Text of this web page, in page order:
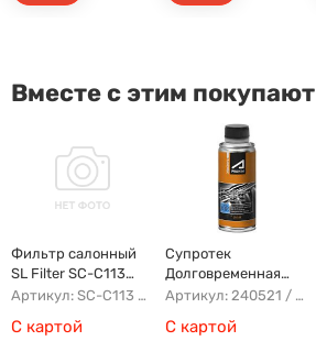
Вместе с этим покупают
Фильтр салонный
SL Filter SC-C113
(AG779CF)
Артикул: SC-C113 AFW1107 8104400XKZ96A AG779CF
С картой
Супротек
Долговременная
Промывка
Артикул: 240521 / 122929
С картой